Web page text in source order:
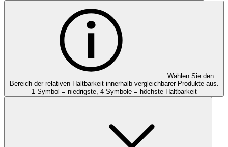
Wählen Sie den
Bereich der relativen Haltbarkeit innerhalb vergleichbarer Produkte aus.
1 Symbol = niedrigste, 4 Symbole = höchste Haltbarkeit